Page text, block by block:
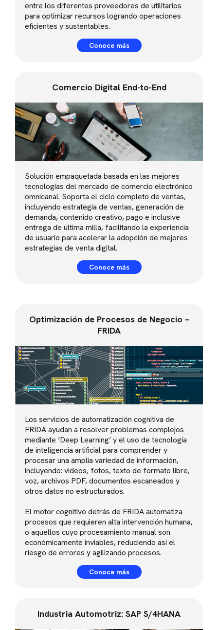
entre los diferentes proveedores de utilitarios
para optimizar recursos logrando operaciones
eficientes y sustentables.
Conoce más
Comercio Digital End-to-End
Solución empaquetada basada en las mejores
tecnologías del mercado de comercio electrónico
omnicanal. Soporta el ciclo completo de ventas,
incluyendo estrategia de ventas, generación de
demanda, contenido creativo, pago e inclusive
entrega de ultima milla, facilitando la experiencia
de usuario para acelerar la adopción de mejores
estrategias de venta digital.
Conoce más
Optimización de Procesos de Negocio –
FRIDA
Los servicios de automatización cognitiva de
FRIDA ayudan a resolver problemas complejos
mediante ‘Deep Learning’ y el uso de tecnología
de inteligencia artificial para comprender y
procesar una amplia variedad de información,
incluyendo: videos, fotos, texto de formato libre,
voz, archivos PDF, documentos escaneados y
otros datos no estructurados.
El motor cognitivo detrás de FRIDA automatiza
procesos que requieren alta intervención humana,
o aquellos cuyo procesamiento manual son
económicamente inviables, reduciendo así el
riesgo de errores y agilizando procesos.
Conoce más
Industria Automotriz: SAP S/4HANA